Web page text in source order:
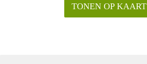
TONEN OP KAART